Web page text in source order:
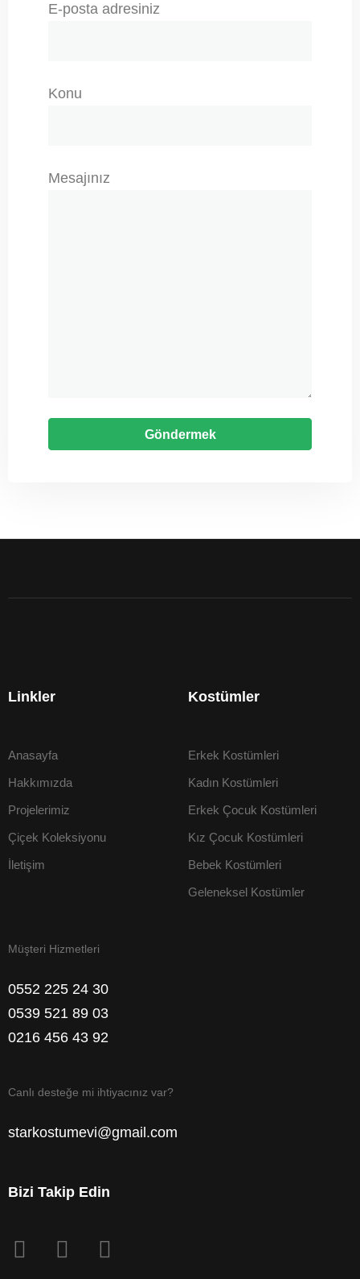
E-posta adresiniz
Konu
Mesajınız
Linkler
Anasayfa
Hakkımızda
Projelerimiz
Çiçek Koleksiyonu
İletişim
Kostümler
Erkek Kostümleri
Kadın Kostümleri
Erkek Çocuk Kostümleri
Kız Çocuk Kostümleri
Bebek Kostümleri
Geleneksel Kostümler
Müşteri Hizmetleri
0552 225 24 30
0539 521 89 03
0216 456 43 92
Canlı desteğe mi ihtiyacınız var?
starkostumevi@gmail.com
Bizi Takip Edin